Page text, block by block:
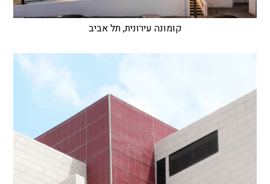
קומונה עירונית, תל אביב